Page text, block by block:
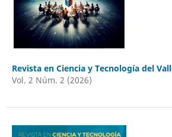
Revista en Ciencia y Tecnología del
Vol. 2 Núm. 2 (2026)